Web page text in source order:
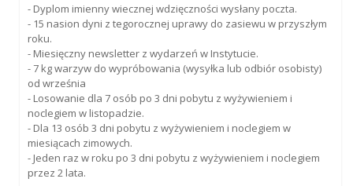
- Dyplom imienny wiecznej wdzięczności wysłany poczta.
- 15 nasion dyni z tegorocznej uprawy do zasiewu w przyszłym
roku.
- Miesięczny newsletter z wydarzeń w Instytucie.
- 7 kg warzyw do wypróbowania (wysyłka lub odbiór osobisty)
od września
- Losowanie dla 7 osób po 3 dni pobytu z wyżywieniem i
noclegiem w listopadzie.
- Dla 13 osób 3 dni pobytu z wyżywieniem i noclegiem w
miesiącach zimowych.
- Jeden raz w roku po 3 dni pobytu z wyżywieniem i noclegiem
przez 2 lata.